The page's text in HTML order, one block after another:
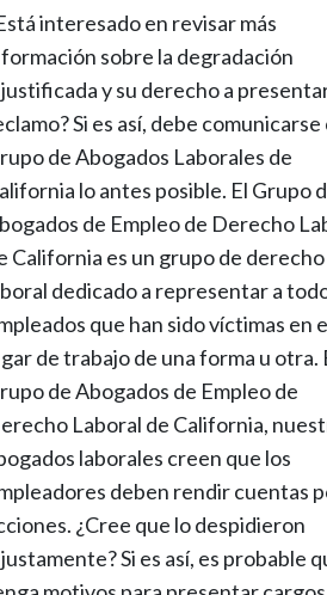
interesado en revisar más
sobre la degradación
y su derecho a
Si es así, debe comunicarse
de Abogados Laborales de
lo antes posible. El Grupo
de Empleo de Derecho
California es un grupo de derecho
dedicado a representar a
que han sido víctimas en
de trabajo de una forma u otra.
de Abogados de Empleo de
Laboral de California,
laborales creen que los
deben rendir cuentas
¿Cree que lo despidieron
Si es así, es probable